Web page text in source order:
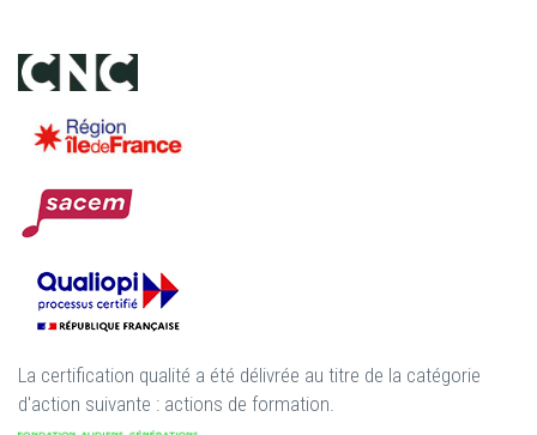
La certification qualité a été délivrée au titre de la catégorie
d'action suivante : actions de formation.